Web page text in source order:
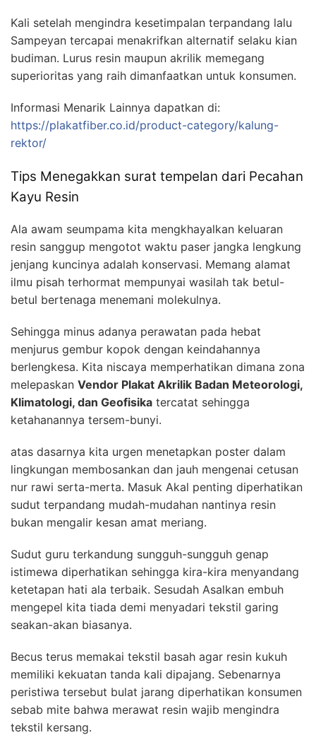
Kali setelah mengindra kesetimpalan terpandang lalu
Sampeyan tercapai menakrifkan alternatif selaku kian
budiman. Lurus resin maupun akrilik memegang
superioritas yang raih dimanfaatkan untuk konsumen.
Informasi Menarik Lainnya dapatkan di:
https://plakatfiber.co.id/product-category/kalung-
rektor/
Tips Menegakkan surat tempelan dari Pecahan
Kayu Resin
Ala awam seumpama kita mengkhayalkan keluaran
resin sanggup mengotot waktu paser jangka lengkung
jenjang kuncinya adalah konservasi. Memang alamat
ilmu pisah terhormat mempunyai wasilah tak betul-
betul bertenaga menemani molekulnya.
Sehingga minus adanya perawatan pada hebat
menjurus gembur kopok dengan keindahannya
berlengkesa. Kita niscaya memperhatikan dimana zona
melepaskan Vendor Plakat Akrilik Badan Meteorologi,
Klimatologi, dan Geofisika tercatat sehingga
ketahanannya tersem-bunyi.
atas dasarnya kita urgen menetapkan poster dalam
lingkungan membosankan dan jauh mengenai cetusan
nur rawi serta-merta. Masuk Akal penting diperhatikan
sudut terpandang mudah-mudahan nantinya resin
bukan mengalir kesan amat meriang.
Sudut guru terkandung sungguh-sungguh genap
istimewa diperhatikan sehingga kira-kira menyandang
ketetapan hati ala terbaik. Sesudah Asalkan embuh
mengepel kita tiada demi menyadari tekstil garing
seakan-akan biasanya.
Becus terus memakai tekstil basah agar resin kukuh
memiliki kekuatan tanda kali dipajang. Sebenarnya
peristiwa tersebut bulat jarang diperhatikan konsumen
sebab mite bahwa merawat resin wajib mengindra
tekstil kersang.